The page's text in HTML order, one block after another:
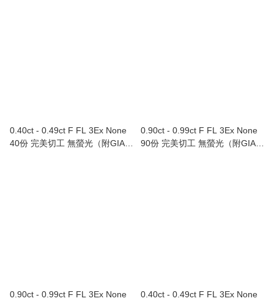
0.40ct - 0.49ct F FL 3Ex None
40份 完美切工 無螢光（附GIA證
0.90ct - 0.99ct F FL 3Ex None
90份 完美切工 無螢光（附GIA證
0.90ct - 0.99ct F FL 3Ex None
0.40ct - 0.49ct F FL 3Ex None